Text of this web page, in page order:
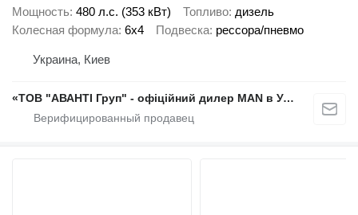
Мощность 480 л.с. (353 кВт) Топливо дизель
Колесная формула 6x4 Подвеска рессора/пневмо
Украина, Киев
«ТОВ "АВАНТІ Груп" - офіційний дилер MAN в Україні»